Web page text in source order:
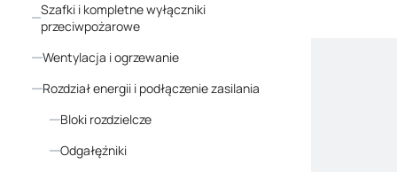
Szafki i kompletne wyłączniki
przeciwpożarowe
Wentylacja i ogrzewanie
Rozdział energii i podłączenie zasilania
Bloki rozdzielcze
Odgałęźniki